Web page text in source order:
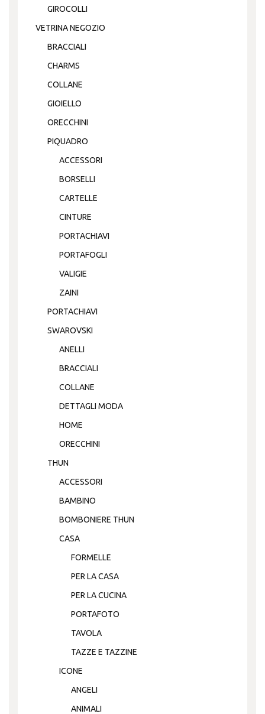
GIROCOLLI
VETRINA NEGOZIO
BRACCIALI
CHARMS
COLLANE
GIOIELLO
ORECCHINI
PIQUADRO
ACCESSORI
BORSELLI
CARTELLE
CINTURE
PORTACHIAVI
PORTAFOGLI
VALIGIE
ZAINI
PORTACHIAVI
SWAROVSKI
ANELLI
BRACCIALI
COLLANE
DETTAGLI MODA
HOME
ORECCHINI
THUN
ACCESSORI
BAMBINO
BOMBONIERE THUN
CASA
FORMELLE
PER LA CASA
PER LA CUCINA
PORTAFOTO
TAVOLA
TAZZE E TAZZINE
ICONE
ANGELI
ANIMALI